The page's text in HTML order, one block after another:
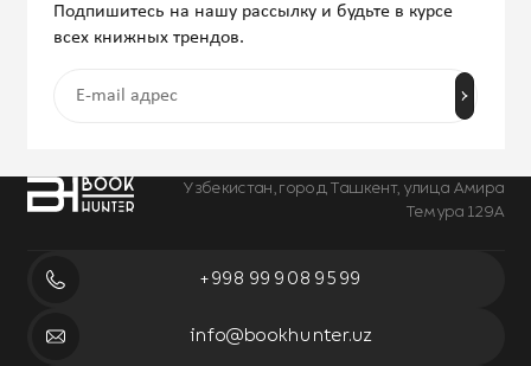
Узбекистан, город Ташкент, улица Амира
Темура 129А
+998 99 908 95 99
info@bookhunter.uz
Подпишитесь на нашу рассылку и будьте в курсе
всех книжных трендов.